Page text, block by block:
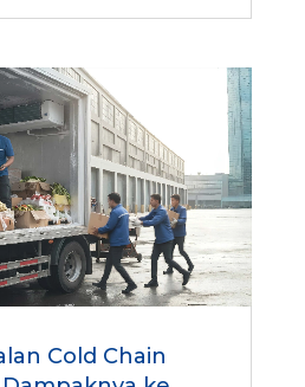
Cold Chain